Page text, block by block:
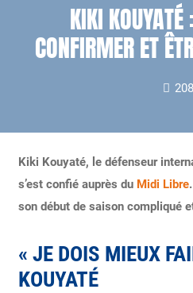
KIKI
CONFIRMER ET
208
Kiki Kouyaté, le défenseur
s’est confié auprès du Midi Libre
son début de saison compliqué
« JE DOIS MIEUX
KOUYATÉ